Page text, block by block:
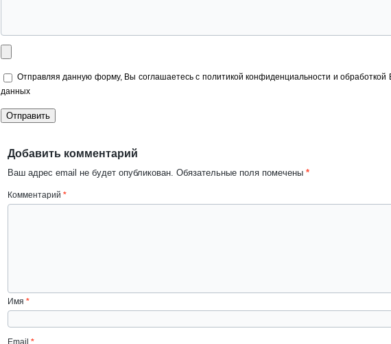
Отправляя данную форму, Вы соглашаетесь с политикой конфиденциальности и
данных
Добавить комментарий
Ваш адрес email не будет опубликован. Обязательные поля помечены *
Комментарий *
Имя *
Email *